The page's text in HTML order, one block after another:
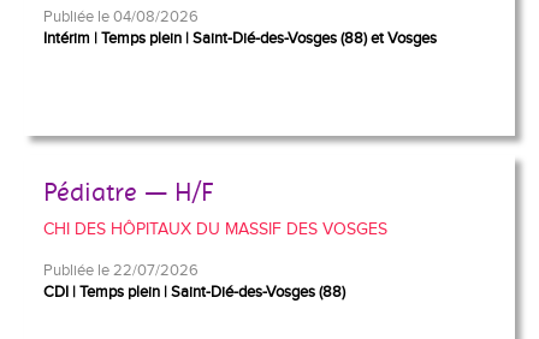
Publiée le 04/08/2026
Intérim
Temps plein Saint-Dié-des-Vosges (88) et Vosges
Pédiatre — H/F
CHI DES HÔPITAUX DU MASSIF DES VOSGES
Publiée le 22/07/2026
CDI Temps plein Saint-Dié-des-Vosges (88)